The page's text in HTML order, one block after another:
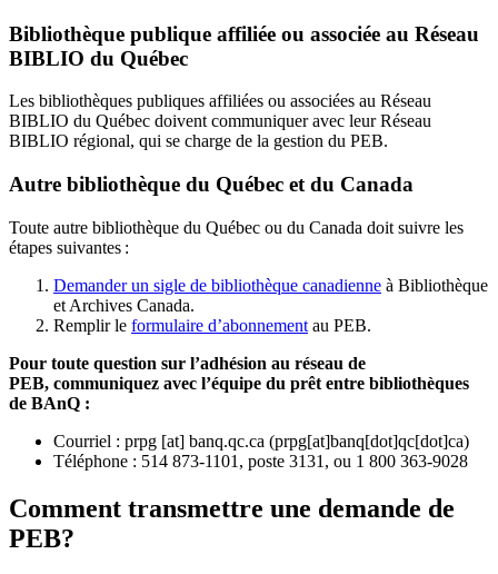
Bibliothèque publique affiliée ou associée au Réseau
BIBLIO du Québec
Les bibliothèques publiques affiliées ou associées au Réseau
BIBLIO du Québec doivent communiquer avec leur Réseau
BIBLIO régional, qui se charge de la gestion du PEB.
Autre bibliothèque du Québec et du Canada
Toute autre bibliothèque du Québec ou du Canada doit suivre les
étapes suivantes :
Demander un sigle de bibliothèque canadienne à Bibliothèque
et Archives Canada.
Remplir le formulaire d’abonnement au PEB.
Pour toute question sur l’adhésion au réseau de
PEB, communiquez avec l’équipe du prêt entre bibliothèques
de BAnQ :
Courriel : prpg [at] banq.qc.ca (prpg[at]banq[dot]qc[dot]ca)
Téléphone : 514 873-1101, poste 3131, ou 1 800 363-9028
Comment transmettre une demande de
PEB?